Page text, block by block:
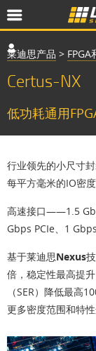
莱迪思产品 > FPGA
Certus-NX
低功耗通用
行业领先的小尺寸
每平方毫米的IO密
高速接口——1.5
Gbps PCIe、1
基于莱迪思Nexus
倍，稳定性最高提
（SER）降低最高
更多密度范围和特性